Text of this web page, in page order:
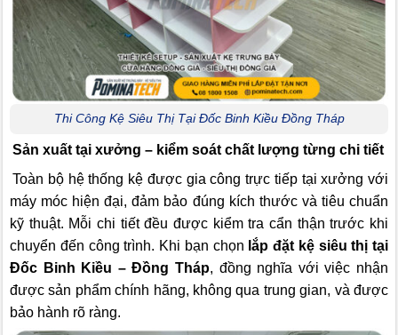
Thi Công Kệ Siêu Thị Tại Đốc Binh Kiều Đồng Tháp
Sản xuất tại xưởng – kiểm soát chất lượng từng chi tiết
Toàn bộ hệ thống kệ được gia công trực tiếp tại xưởng với
máy móc hiện đại, đảm bảo đúng kích thước và tiêu chuẩn
kỹ thuật. Mỗi chi tiết đều được kiểm tra cẩn thận trước khi
chuyển đến công trình. Khi bạn chọn lắp đặt kệ siêu thị tại
Đốc Binh Kiều – Đồng Tháp, đồng nghĩa với việc nhận
được sản phẩm chính hãng, không qua trung gian, và được
bảo hành rõ ràng.